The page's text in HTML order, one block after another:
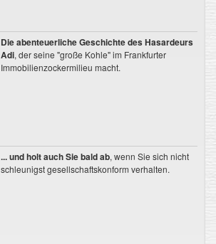
Die abenteuerliche Geschichte des Hasardeurs
Adi, der seine "große Kohle" im Frankfurter
Immobilienzockermilieu macht.
... und holt auch Sie bald ab, wenn Sie sich nicht
schleunigst gesellschaftskonform verhalten.